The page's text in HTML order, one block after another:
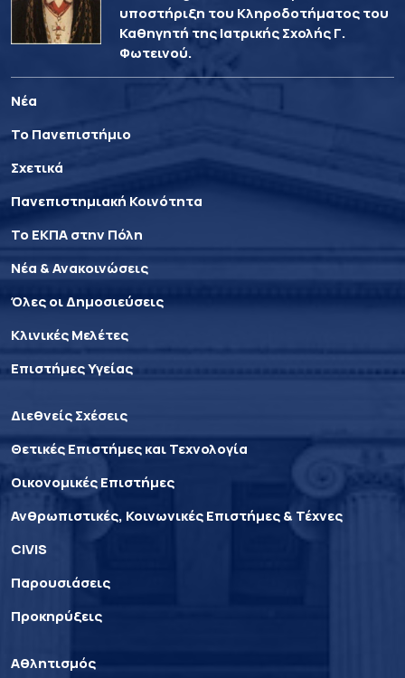
υποστήριξη του Κληροδοτήματος του
Καθηγητή της Ιατρικής Σχολής Γ.
Φωτεινού.
Νέα
Το Πανεπιστήμιο
Σχετικά
Πανεπιστημιακή Κοινότητα
Το ΕΚΠΑ στην Πόλη
Νέα & Ανακοινώσεις
Όλες οι Δημοσιεύσεις
Κλινικές Μελέτες
Επιστήμες Υγείας
Διεθνείς Σχέσεις
Θετικές Επιστήμες και Τεχνολογία
Οικονομικές Επιστήμες
Ανθρωπιστικές, Κοινωνικές Επιστήμες & Τέχνες
CIVIS
Παρουσιάσεις
Προκηρύξεις
Αθλητισμός